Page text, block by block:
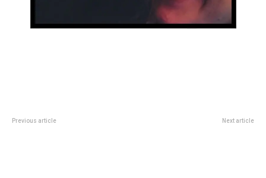
Previous article Next article